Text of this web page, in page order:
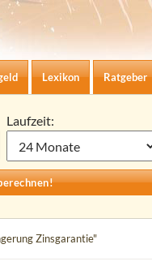
Lexikon Ratgeber
Laufzeit:
Zinsgarantie"